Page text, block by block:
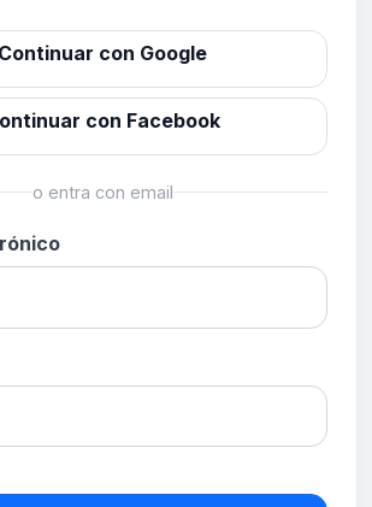
Continuar con Google
con Facebook
o entra con email